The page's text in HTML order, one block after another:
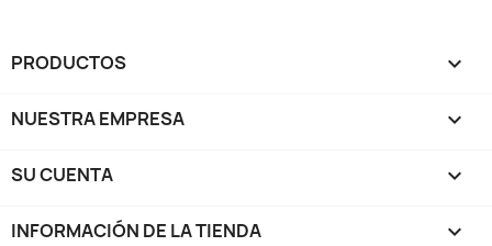
PRODUCTOS 
NUESTRA EMPRESA 
SU CUENTA 
INFORMACIÓN DE LA TIENDA keyboard_arrow_down